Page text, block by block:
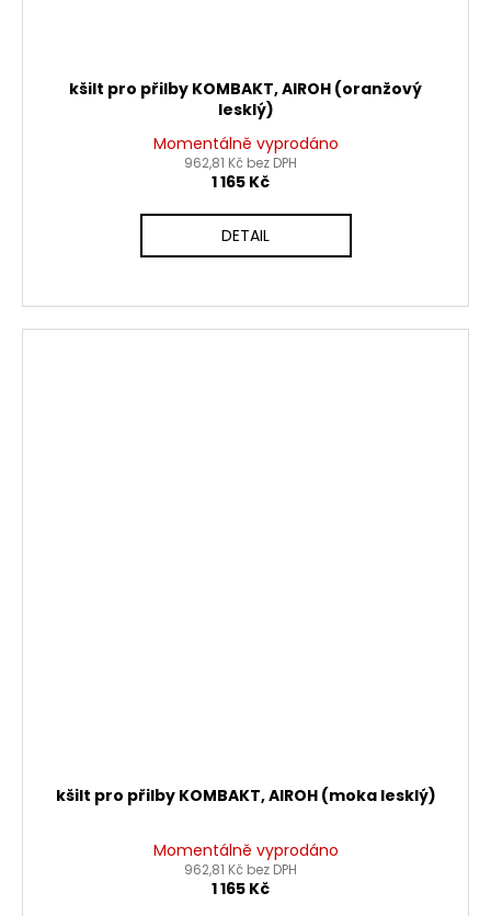
kšilt pro přilby KOMBAKT, AIROH (oranžový
lesklý)
Momentálně vyprodáno
962,81 Kč bez DPH
1 165 Kč
DETAIL
kšilt pro přilby KOMBAKT, AIROH (moka lesklý)
Momentálně vyprodáno
962,81 Kč bez DPH
1 165 Kč